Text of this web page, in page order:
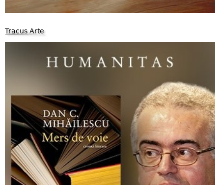
Tracus Arte